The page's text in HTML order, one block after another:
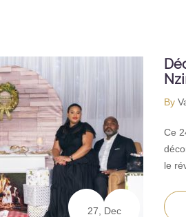
27, Dec
By
Ce
le